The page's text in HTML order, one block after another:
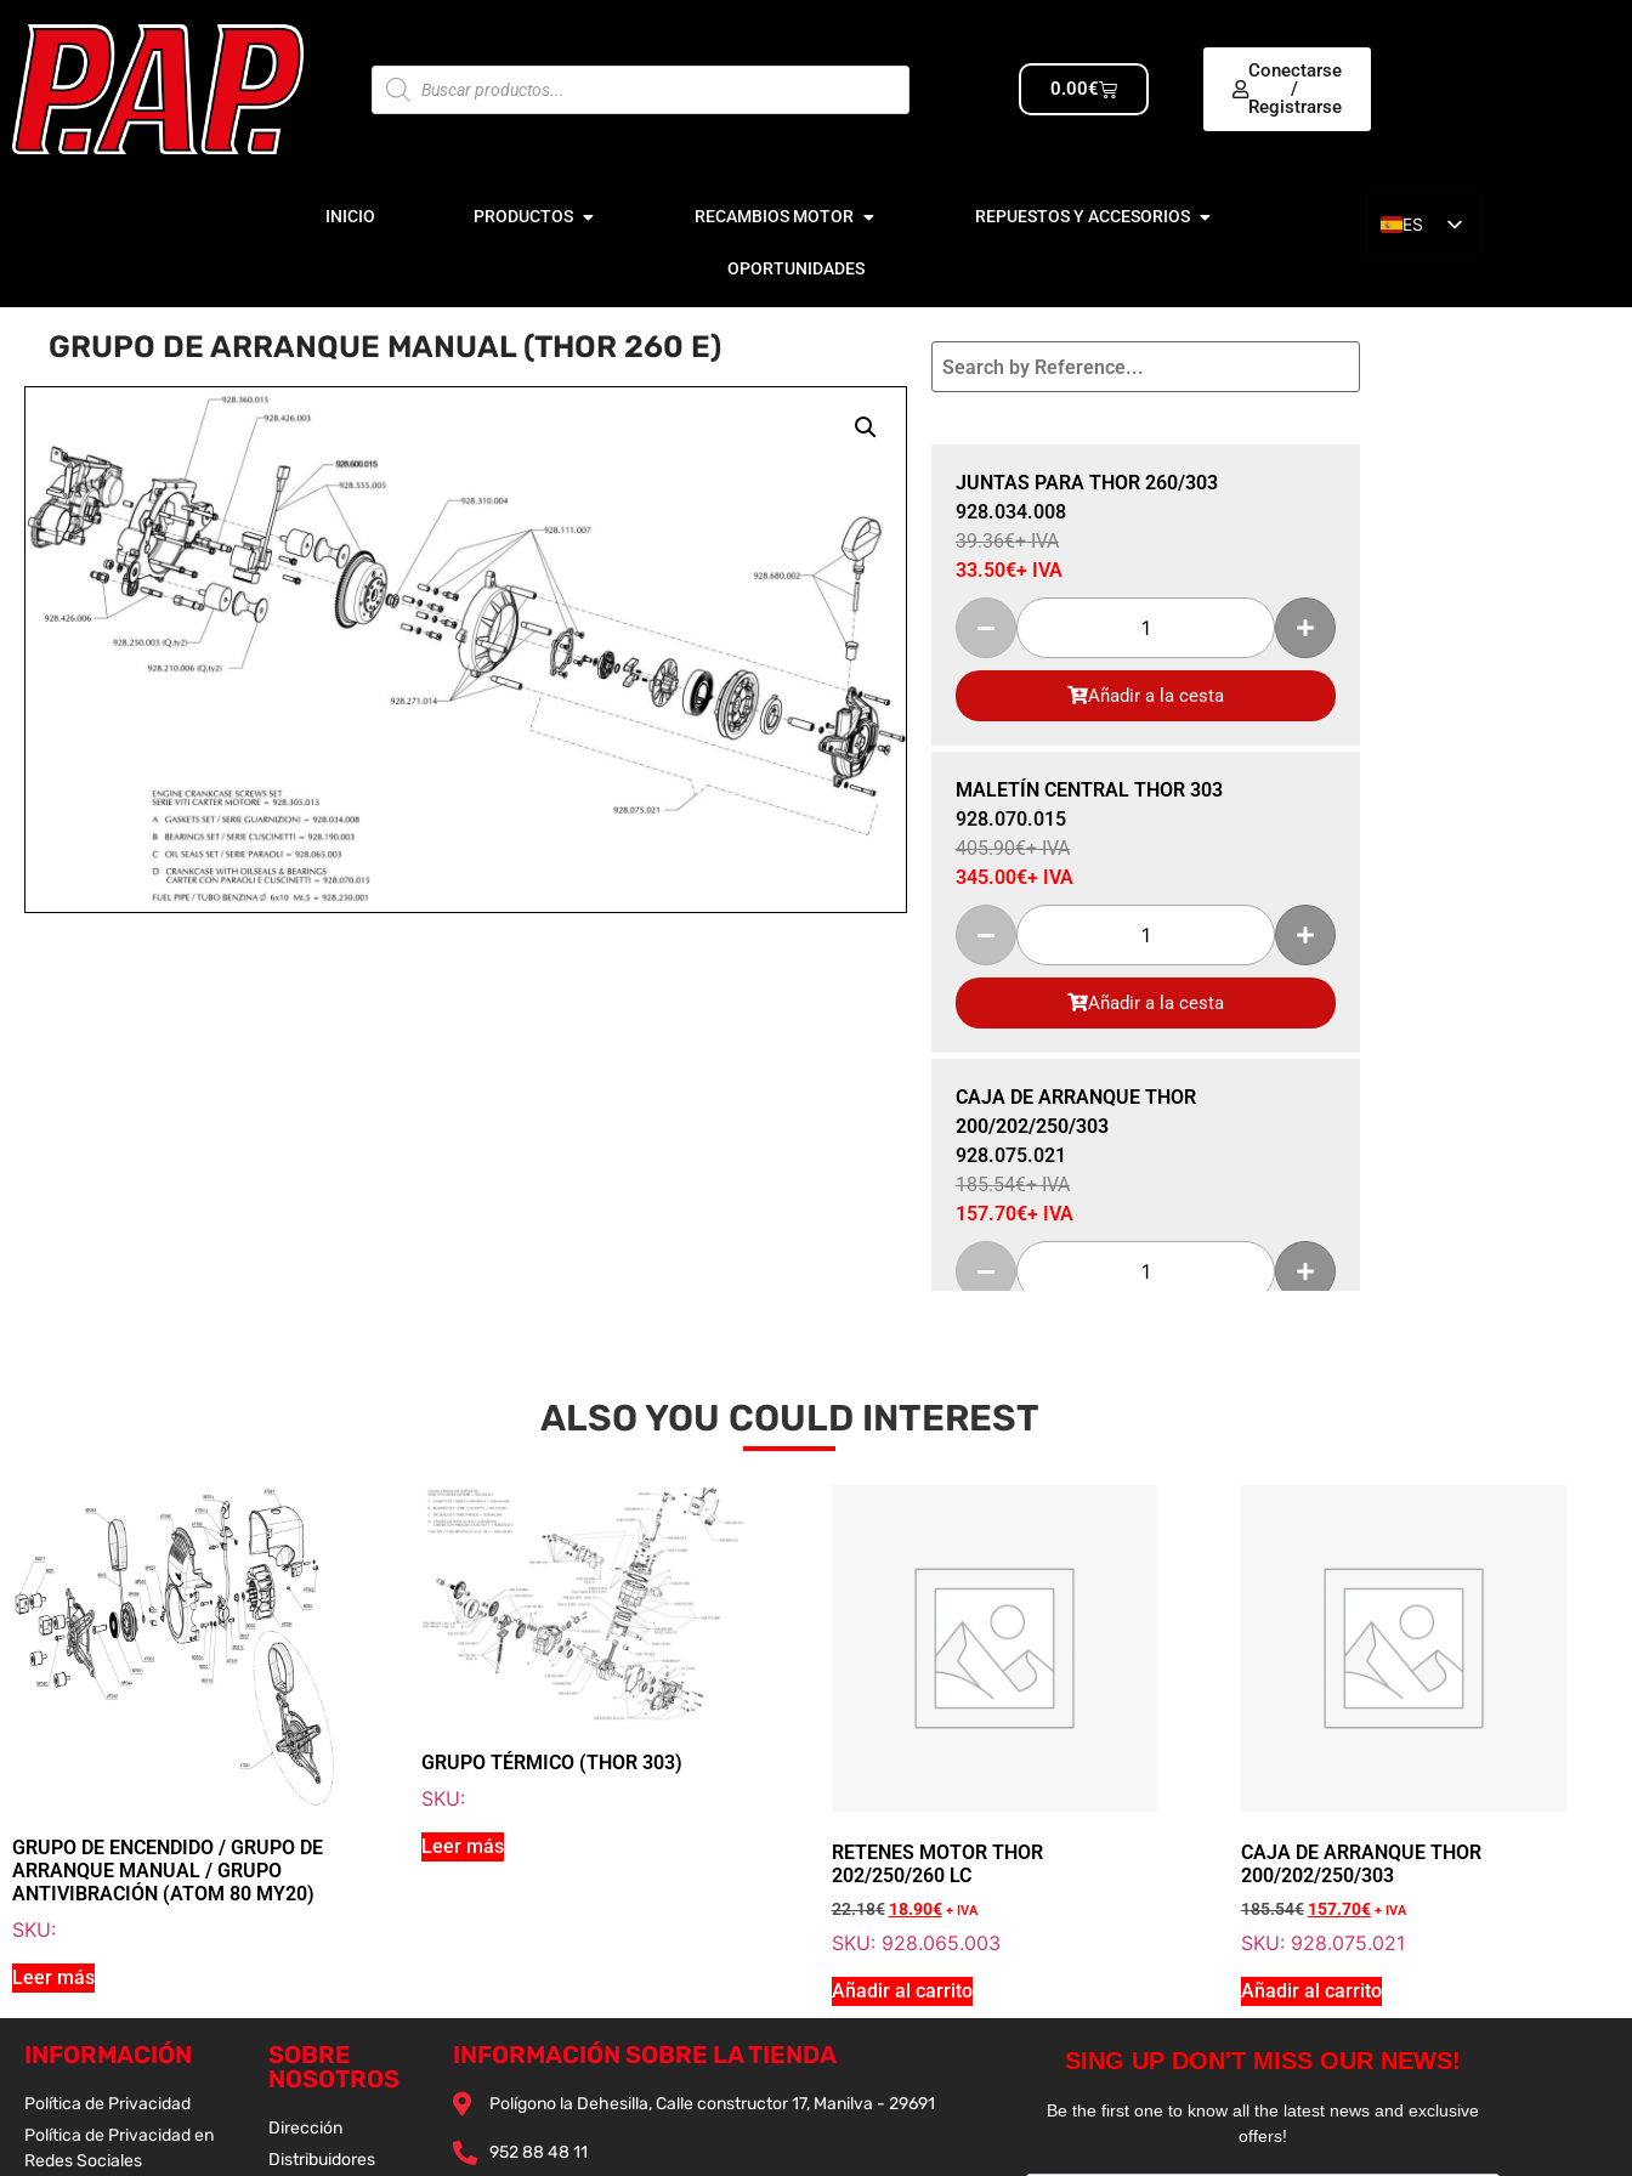
0.00€
Conectarse
/
Registrarse
INICIO PRODUCTOS RECAMBIOS MOTOR REPUESTOS Y ACCESORIOS
OPORTUNIDADES
ES
GRUPO DE ARRANQUE MANUAL (THOR 260 E)
Sale 15% Off
JUNTAS PARA THOR 260/303
928.034.008
39.36€+ IVA
33.50€+ IVA
Añadir a la cesta
Sale 15% Off
MALETÍN CENTRAL THOR 303
928.070.015
405.90€+ IVA
345.00€+ IVA
Añadir a la cesta
Sale 15% Off
CAJA DE ARRANQUE THOR
200/202/250/303
928.075.021
185.54€+ IVA
157.70€+ IVA
Sale 15% Off
PLACA DE MORDIDA DE ARRANQUE CON
25.90 €+ IVA
928.230.001
ALSO YOU COULD INTEREST
GRUPO DE ENCENDIDO / GRUPO DE
ARRANQUE MANUAL / GRUPO
ANTIVIBRACIÓN (ATOM 80 MY20)
SKU:
Leer más
GRUPO TÉRMICO (THOR 303)
SKU:
Leer más
RETENES MOTOR THOR
202/250/260 LC
22.18€ 18.90€ + IVA
SKU: 928.065.003
Añadir al carrito
CAJA DE ARRANQUE THOR
200/202/250/303
185.54€ 157.70€ + IVA
SKU: 928.075.021
Añadir al carrito
INFORMACIÓN
Política de Privacidad
Política de Privacidad en
Redes Sociales
SOBRE
NOSOTROS
Dirección
Distribuidores
INFORMACIÓN SOBRE LA TIENDA
Polígono la Dehesilla, Calle constructor 17, Manilva - 29691
952 88 48 11